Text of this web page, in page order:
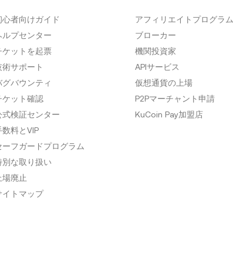
心者向けガイド
ルプセンター
ケットを起票
術サポート
グバウンティ
ケット確認
式検証センター
数料とVIP
ーフガードプログラム
別な取り扱い
場廃止
イトマップ
アフィリエイトプログラム
ブローカー
機関投資家
APIサービス
仮想通貨の上場
P2Pマーチャント申請
KuCoin Pay加盟店